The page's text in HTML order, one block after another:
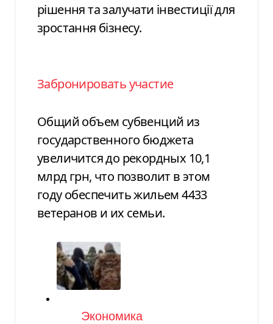
рішення та залучати інвестиції для
зростання бізнесу.
Забронировать участие
Общий объем субвенций из
государственного бюджета
увеличится до рекордных 10,1
млрд грн, что позволит в этом
году обеспечить жильем 4433
ветеранов и их семьи.
Категория
Экономика